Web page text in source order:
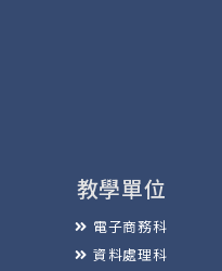
教學單位
電子商務科
資料處理科